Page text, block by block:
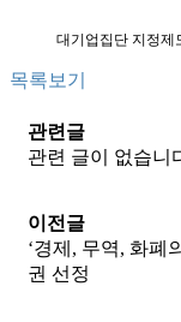
대기업집단 지정제
목록보기
관련글
관련 글이 없습니
이전글
‘경제, 무역, 화폐
권 선정